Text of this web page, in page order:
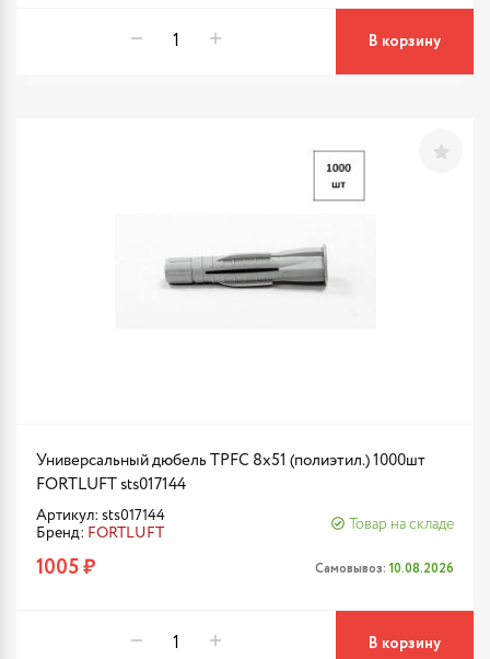
В корзину
Универсальный дюбель TPFC 8х51 (полиэтил.) 1000шт
FORTLUFT sts017144
Артикул: sts017144
Бренд: FORTLUFT
Товар на складе
1005 ₽ Самовывоз: 10.08.2026
В корзину